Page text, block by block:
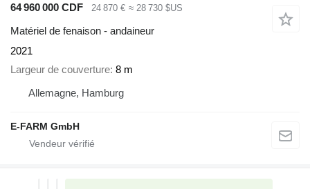
64 960 000 CDF
24 870 € ≈ 28 730 $US
Matériel de fenaison - andaineur
2021
Largeur de couverture 8 m
Allemagne, Hamburg
E-FARM GmbH